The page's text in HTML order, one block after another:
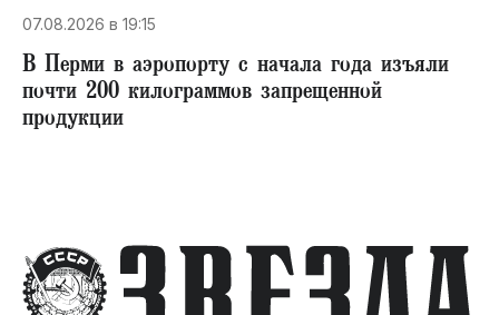
07.08.2026 в 19:15
В Перми в аэропорту с начала года изъяли
почти 200 килограммов запрещенной
продукции